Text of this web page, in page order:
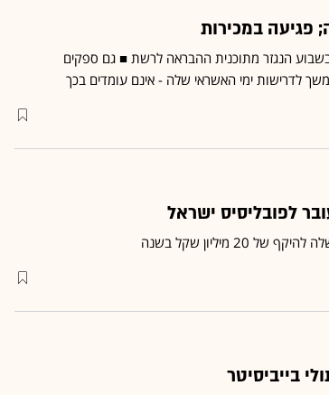
פגיעה במכירות
של 80 מיליון שקל בשבוע הנגזר מתוכנית ההבראה לרשת ■ גם ספקים
לדרישות ימי האשראי שלה - אינם עומדים בכך
לפובליסיס ישראל
מיליון שקל בשנה
בייביסיטר